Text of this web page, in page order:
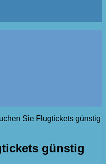
Sie Flugtickets günstig
günstig